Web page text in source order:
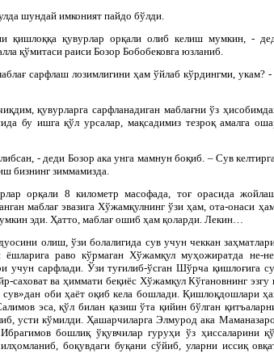
шундай имконият пайдо бўлди.
қишлоққа қувурлар орқали олиб келиш мумкин, -
қўмитаси раиси Бозор Бобобековга юзланиб.
сарфлаш лозимлигини ҳам ўйлаб кўрдингми, укам?
қувурларга сарфланадиган маблағни ўз
бу ишга қўл урсалар, мақсадимиз тезроқ амалга
- деди Бозор ака унга мамнун боқиб. – Сув
бизнинг зиммамизда.
орқали 8 километр масофада, тоғ орасида
маблағ эвазига Хўжамқулнинг ўзи ҳам, ота-онаси
эди. Ҳатто, маблағ ошиб ҳам қоларди. Лекин…
олиш, ўзи болалигида сув учун чеккан
ёшларига раво кўрмаган Хўжамқул муҳожиратда не-
учун сарфлади. Ўзи туғилиб-ўсган Шўрча қишлоғига
саховат ва ҳиммати беқиёс Хўжамқул Кўгановнинг эзгу
оби ҳаёт оқиб кела бошлади. Қишлоқдошлари
эса, қўл билан қазиш ўта қийин бўлган
усти кўмилди. Ҳашарчиларга Элмурод ака
бошлиқ ўқувчилар гуруҳи ўз ҳиссаларини
боқувдаги буқани сўйиб, уларни иссиқ